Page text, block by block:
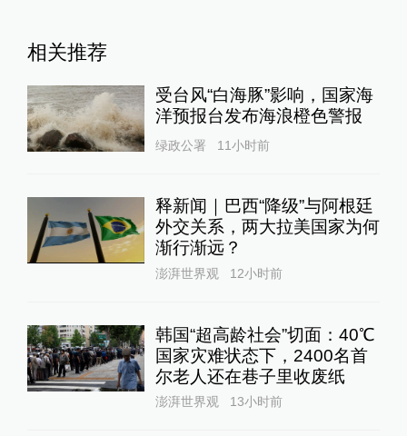
相关推荐
受台风“白海豚”影响，国家海
洋预报台发布海浪橙色警报
绿政公署 11小时前
释新闻｜巴西“降级”与阿根廷
外交关系，两大拉美国家为何
渐行渐远？
澎湃世界观 12小时前
韩国“超高龄社会”切面：40℃
国家灾难状态下，2400名首
尔老人还在巷子里收废纸
澎湃世界观 13小时前